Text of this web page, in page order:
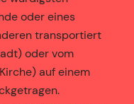
oder eines
transportiert
oder vom
auf einem